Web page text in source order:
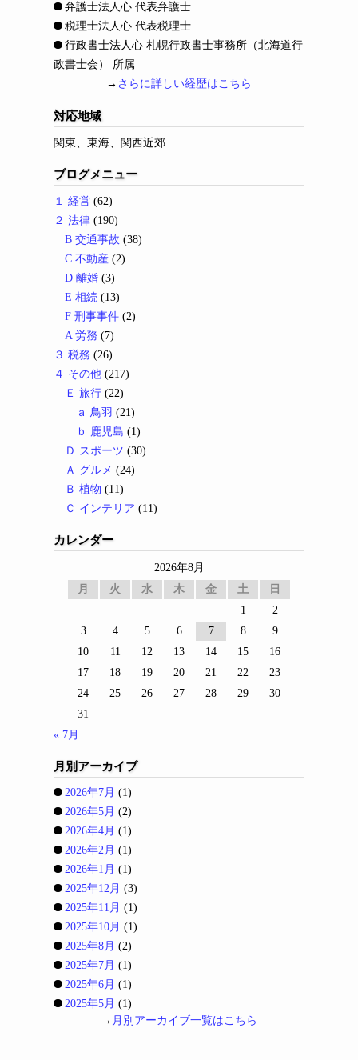
弁護士法人心 代表弁護士
税理士法人心 代表税理士
行政書士法人心 札幌行政書士事務所（北海道行
政書士会） 所属
→ さらに詳しい経歴はこちら
対応地域
関東、東海、関西近郊
ブログメニュー
１ 経営 (62)
２ 法律 (190)
B 交通事故 (38)
C 不動産 (2)
D 離婚 (3)
E 相続 (13)
F 刑事事件 (2)
A 労務 (7)
３ 税務 (26)
４ その他 (217)
Ｅ 旅行 (22)
ａ 鳥羽 (21)
ｂ 鹿児島 (1)
Ｄ スポーツ (30)
Ａ グルメ (24)
Ｂ 植物 (11)
Ｃ インテリア (11)
カレンダー
2026年8月
月
火 水 木 金 土
日
1
2
3
4 5 6 7 8
9
10
11 12 13 14 15
16
17
18 19 20 21 22
23
24
25 26 27 28 29
30
31
« 7月
月別アーカイブ
2026年7月 (1)
2026年5月 (2)
2026年4月 (1)
2026年2月 (1)
2026年1月 (1)
2025年12月 (3)
2025年11月 (1)
2025年10月 (1)
2025年8月 (2)
2025年7月 (1)
2025年6月 (1)
2025年5月 (1)
→ 月別アーカイブ一覧はこちら